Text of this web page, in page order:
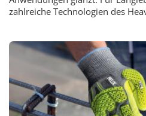
zahlreiche Technologien des